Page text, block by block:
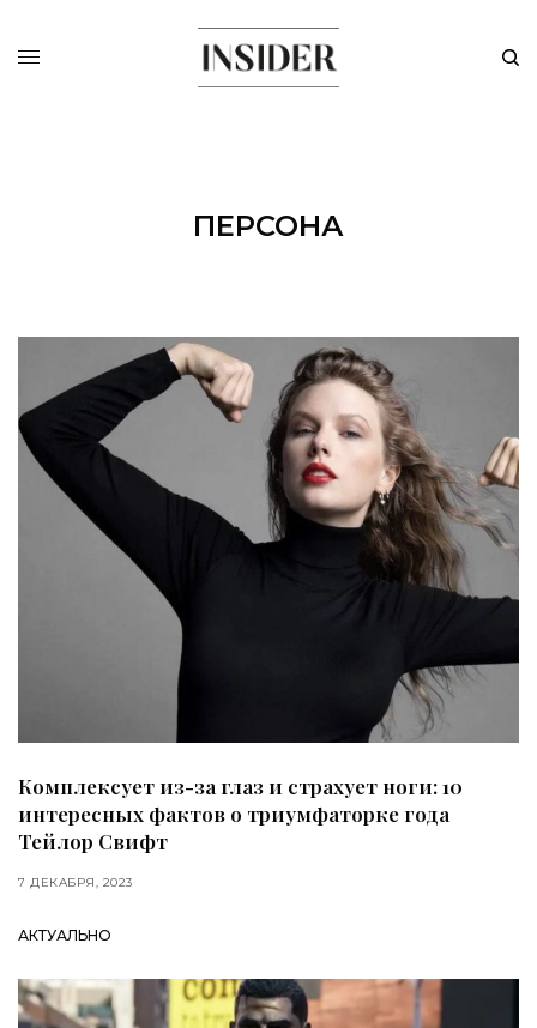
ПЕРСОНА
Комплексует из-за глаз и страхует ноги: 10
интересных фактов о триумфаторке года
Тейлор Свифт
7 ДЕКАБРЯ, 2023
АКТУАЛЬНО